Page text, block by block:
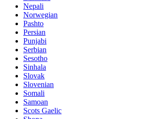
Nepali
Norwegian
Pashto
Persian
Punjabi
Serbian
Sesotho
Sinhala
Slovak
Slovenian
Somali
Samoan
Scots Gaelic